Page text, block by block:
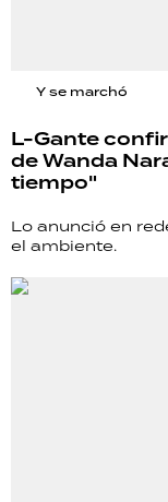
Y se marchó
L-Gante
de Wanda
tiempo"
Lo anunció en
el ambiente.